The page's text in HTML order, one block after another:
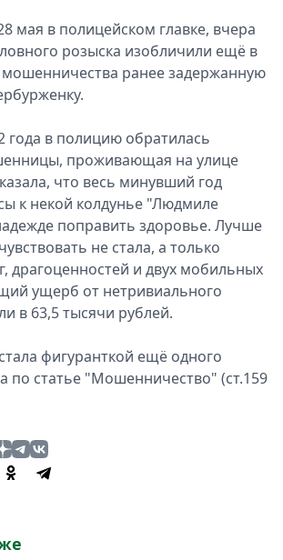
мая в полицейском главке, вчера
розыска изобличили ещё в
ранее задержанную
года в полицию обратилась
проживающая на улице
что весь минувший год
к некой колдунье "Людмиле
поправить здоровье. Лучше
не стала, а только
драгоценностей и двух мобильных
ущерб от нетривиального
в 63,5 тысячи рублей.
фигуранткой ещё одного
по статье "Мошенничество" (ст.159